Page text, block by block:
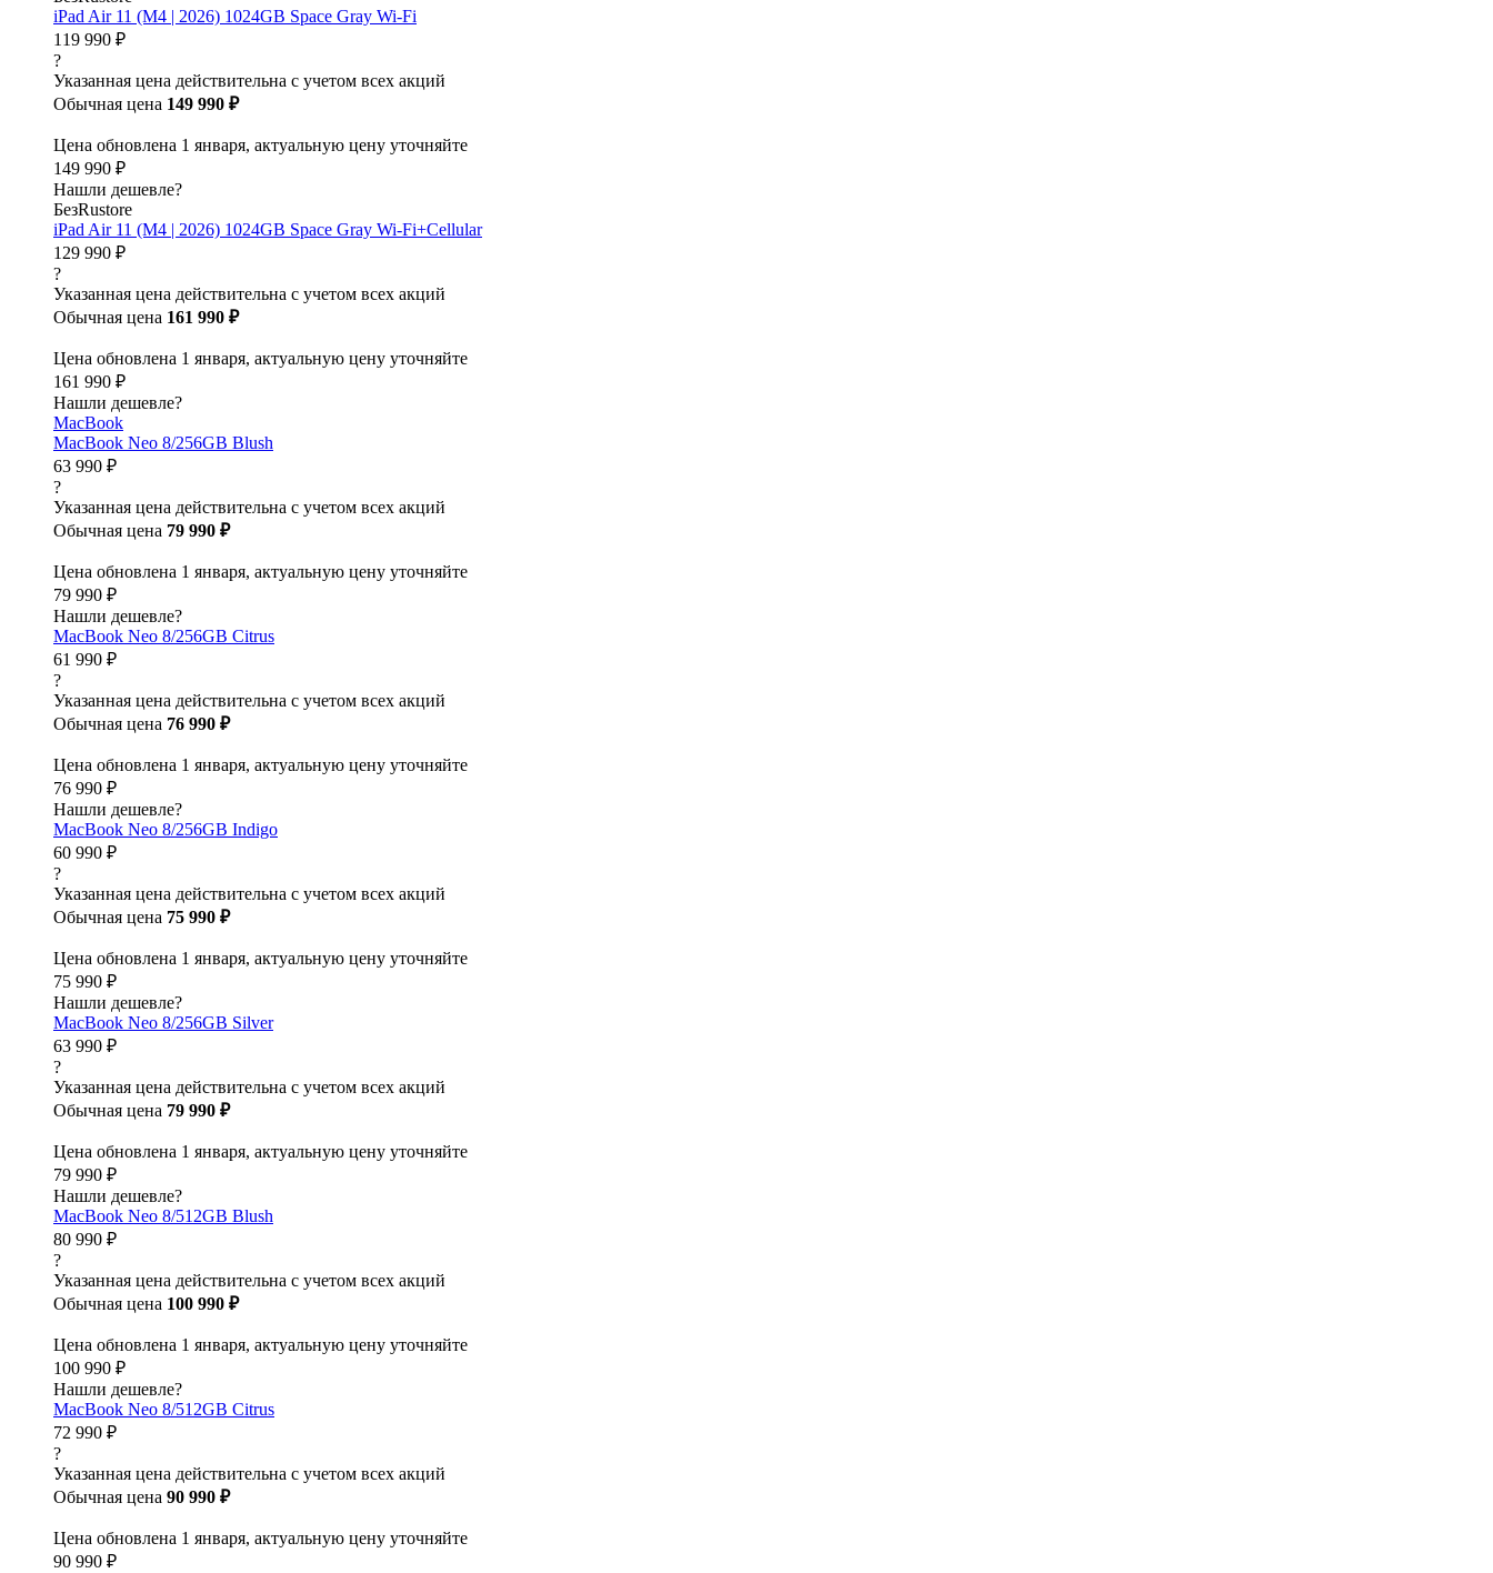
iPad Air 11 (M4 | 2026) 1024GB Space Gray Wi-Fi
119 990 ₽
?
Указанная цена действительна с учетом всех акций
Обычная цена 149 990 ₽
Цена обновлена 1 января, актуальную цену уточняйте
149 990 ₽
Нашли дешевле?
БезRustore
iPad Air 11 (M4 | 2026) 1024GB Space Gray Wi-Fi+Cellular
129 990 ₽
?
Указанная цена действительна с учетом всех акций
Обычная цена 161 990 ₽
Цена обновлена 1 января, актуальную цену уточняйте
161 990 ₽
Нашли дешевле?
MacBook
MacBook Neo 8/256GB Blush
63 990 ₽
?
Указанная цена действительна с учетом всех акций
Обычная цена 79 990 ₽
Цена обновлена 1 января, актуальную цену уточняйте
79 990 ₽
Нашли дешевле?
MacBook Neo 8/256GB Citrus
61 990 ₽
?
Указанная цена действительна с учетом всех акций
Обычная цена 76 990 ₽
Цена обновлена 1 января, актуальную цену уточняйте
76 990 ₽
Нашли дешевле?
MacBook Neo 8/256GB Indigo
60 990 ₽
?
Указанная цена действительна с учетом всех акций
Обычная цена 75 990 ₽
Цена обновлена 1 января, актуальную цену уточняйте
75 990 ₽
Нашли дешевле?
MacBook Neo 8/256GB Silver
63 990 ₽
?
Указанная цена действительна с учетом всех акций
Обычная цена 79 990 ₽
Цена обновлена 1 января, актуальную цену уточняйте
79 990 ₽
Нашли дешевле?
MacBook Neo 8/512GB Blush
80 990 ₽
?
Указанная цена действительна с учетом всех акций
Обычная цена 100 990 ₽
Цена обновлена 1 января, актуальную цену уточняйте
100 990 ₽
Нашли дешевле?
MacBook Neo 8/512GB Citrus
72 990 ₽
?
Указанная цена действительна с учетом всех акций
Обычная цена 90 990 ₽
Цена обновлена 1 января, актуальную цену уточняйте
90 990 ₽